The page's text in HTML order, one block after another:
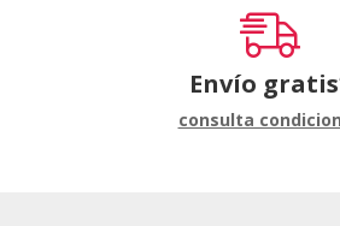
Envío
consulta